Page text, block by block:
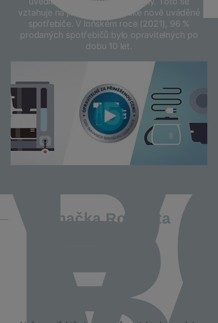
vztahuje na již vyráběné a také nově uváděné
spotřebiče. V loňském roce (2021), 96 %
prodaných spotřebičů bylo opravitelných po
dobu 10 let.
Značka Rowenta